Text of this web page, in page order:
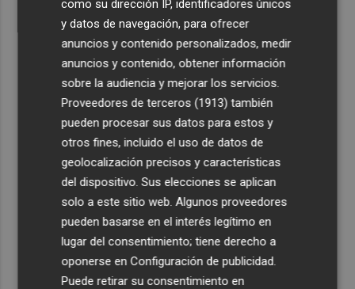
como su dirección IP, identificadores únicos
y datos de navegación, para ofrecer
anuncios y contenido personalizados, medir
anuncios y contenido, obtener información
sobre la audiencia y mejorar los servicios.
Proveedores de terceros (1913) también
pueden procesar sus datos para estos y
otros fines, incluido el uso de datos de
geolocalización precisos y características
del dispositivo. Sus elecciones se aplican
solo a este sitio web. Algunos proveedores
pueden basarse en el interés legítimo en
lugar del consentimiento; tiene derecho a
oponerse enConfiguración de publicidad
Puede retirar su consentimiento en